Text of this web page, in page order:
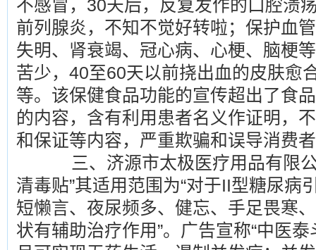
不感冒，30天后，反复发作的口腔溃
前列腺炎，不知不觉好转啦；保护血
失明、肾衰竭、冠心病、心梗、脑梗
苦少，40至60天以前挠出血的皮肤愈
等。该保健食品功能的宣传超出了食
的内容，含有利用患者名义作证明，
和保证等内容，严重欺骗和误导消费
三、济源市太极医疗用品有限公
清毒贴”其适用范围为“对于II型糖尿病
短懒言、夜尿频多、健忘、手足畏寒
状有辅助治疗作用”。广告宣称“中医泰